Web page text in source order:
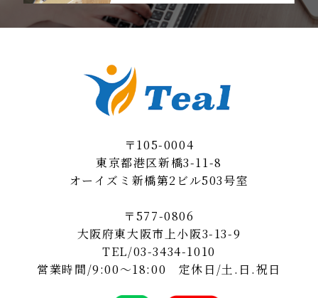
〒105-0004
東京都港区新橋3-11-8
オーイズミ新橋第2ビル503号室
〒577-0806
大阪府東大阪市上小阪3-13-9
TEL/03-3434-1010
営業時間/9:00～18:00 定休日/土.日.祝日